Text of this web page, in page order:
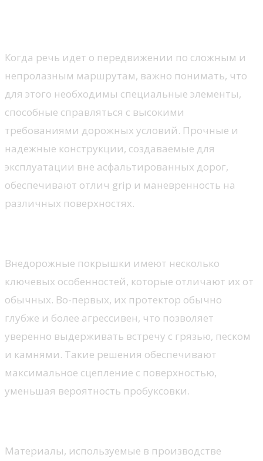
Когда речь идет о передвижении по сложным и
непролазным маршрутам, важно понимать, что
для этого необходимы специальные элементы,
способные справляться с высокими
требованиями дорожных условий. Прочные и
надежные конструкции, создаваемые для
эксплуатации вне асфальтированных дорог,
обеспечивают отлич grip и маневренность на
различных поверхностях.
Внедорожные покрышки имеют несколько
ключевых особенностей, которые отличают их от
обычных. Во-первых, их протектор обычно
глубже и более агрессивен, что позволяет
уверенно выдерживать встречу с грязью, песком
и камнями. Такие решения обеспечивают
максимальное сцепление с поверхностью,
уменьшая вероятность пробуксовки.
Материалы, используемые в производстве